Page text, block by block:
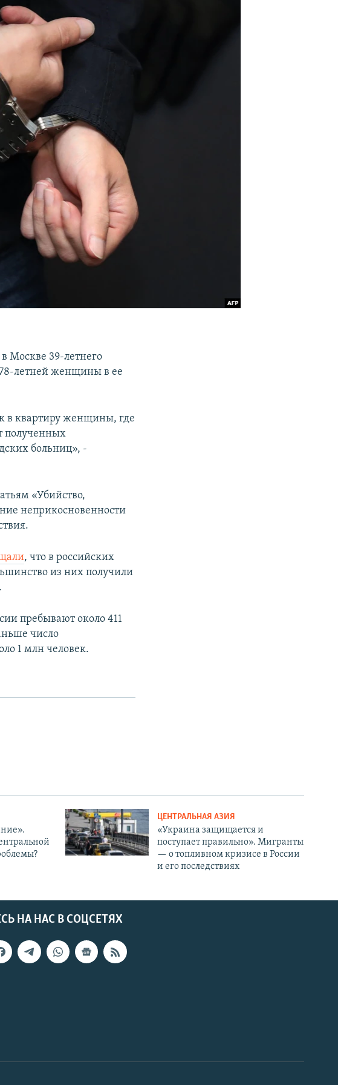
Москве 39-летнего
летней женщины в ее
в квартиру женщины, где
полученных
больниц», -
«Убийство,
неприкосновенности
, что в российских
из них получили
пребывают около 411
число
1 млн человек.
ЦЕНТРАЛЬНАЯ АЗИЯ
«Украина защищается и
поступает правильно». Мигранты
— о топливном кризисе в России
и его последствиях
НА НАС В СОЦСЕТЯХ